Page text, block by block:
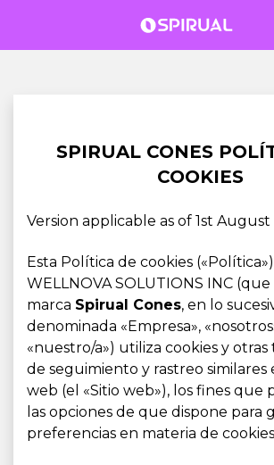
SPIRUAL CONES
COOKIES
Version applicable as of 1st August
Esta Política de cookies
WELLNOVA SOLUTIONS INC
marca Spirual Cones, en lo
denominada «Empresa»,
«nuestro/a») utiliza cookies y
de seguimiento y rastreo similares
web (el «Sitio web»), los fines que
las opciones de que dispone para
preferencias en materia de